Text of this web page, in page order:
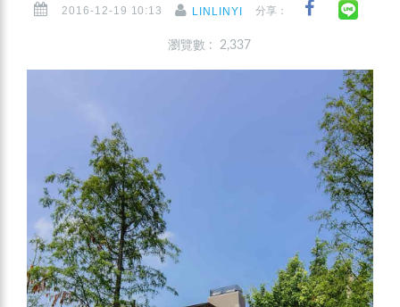
2016-12-19 10:13 LINLINYI 分享：
瀏覽數 : 2,337